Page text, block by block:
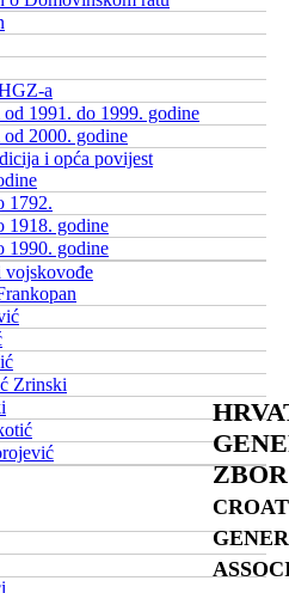
ZBOR
a
1991. do 1999. godine
2000. godine
i opća povijest
1792.
1918. godine
1990. godine
vojskovođe
Zrinski